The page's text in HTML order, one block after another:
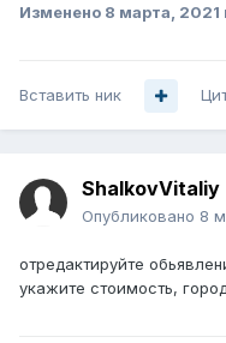
Изменено 8 марта, 2021
Вставить ник
ShalkovVitaliy
Опубликовано 8
отредактируйте
укажите стоимость,